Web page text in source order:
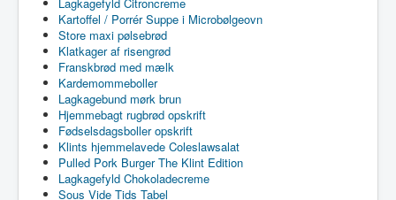
Kartoffel / Porrér Suppe i Microbølgeovn
Store maxi pølsebrød
Klatkager af risengrød
Franskbrød med mælk
Kardemommeboller
Lagkagebund mørk brun
Hjemmebagt rugbrød opskrift
Fødselsdagsboller opskrift
Klints hjemmelavede Coleslawsalat
Pulled Pork Burger The Klint Edition
Lagkagefyld Chokoladecreme
Sous Vide Tids Tabel